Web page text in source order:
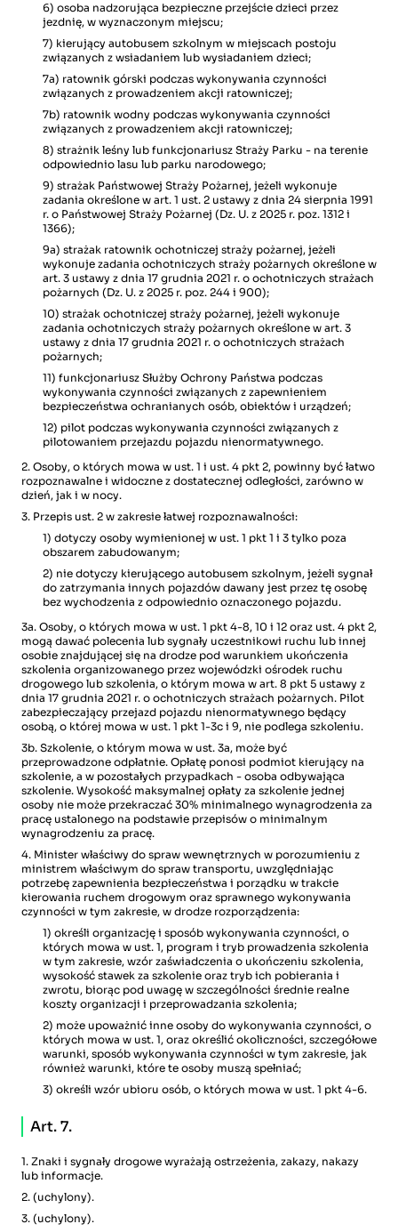
6) osoba nadzorująca bezpieczne przejście dzieci przez
jezdnię, w wyznaczonym miejscu;
7) kierujący autobusem szkolnym w miejscach postoju
związanych z wsiadaniem lub wysiadaniem dzieci;
7a) ratownik górski podczas wykonywania czynności
związanych z prowadzeniem akcji ratowniczej;
7b) ratownik wodny podczas wykonywania czynności
związanych z prowadzeniem akcji ratowniczej;
8) strażnik leśny lub funkcjonariusz Straży Parku - na terenie
odpowiednio lasu lub parku narodowego;
9) strażak Państwowej Straży Pożarnej, jeżeli wykonuje
zadania określone w art. 1 ust. 2 ustawy z dnia 24 sierpnia 1991
r. o Państwowej Straży Pożarnej (Dz. U. z 2025 r. poz. 1312 i
1366);
9a) strażak ratownik ochotniczej straży pożarnej, jeżeli
wykonuje zadania ochotniczych straży pożarnych określone w
art. 3 ustawy z dnia 17 grudnia 2021 r. o ochotniczych strażach
pożarnych (Dz. U. z 2025 r. poz. 244 i 900);
10) strażak ochotniczej straży pożarnej, jeżeli wykonuje
zadania ochotniczych straży pożarnych określone w art. 3
ustawy z dnia 17 grudnia 2021 r. o ochotniczych strażach
pożarnych;
11) funkcjonariusz Służby Ochrony Państwa podczas
wykonywania czynności związanych z zapewnieniem
bezpieczeństwa ochranianych osób, obiektów i urządzeń;
12) pilot podczas wykonywania czynności związanych z
pilotowaniem przejazdu pojazdu nienormatywnego.
2. Osoby, o których mowa w ust. 1 i ust. 4 pkt 2, powinny być łatwo
rozpoznawalne i widoczne z dostatecznej odległości, zarówno w
dzień, jak i w nocy.
3. Przepis ust. 2 w zakresie łatwej rozpoznawalności:
1) dotyczy osoby wymienionej w ust. 1 pkt 1 i 3 tylko poza
obszarem zabudowanym;
2) nie dotyczy kierującego autobusem szkolnym, jeżeli sygnał
do zatrzymania innych pojazdów dawany jest przez tę osobę
bez wychodzenia z odpowiednio oznaczonego pojazdu.
3a. Osoby, o których mowa w ust. 1 pkt 4-8, 10 i 12 oraz ust. 4 pkt 2,
mogą dawać polecenia lub sygnały uczestnikowi ruchu lub innej
osobie znajdującej się na drodze pod warunkiem ukończenia
szkolenia organizowanego przez wojewódzki ośrodek ruchu
drogowego lub szkolenia, o którym mowa w art. 8 pkt 5 ustawy z
dnia 17 grudnia 2021 r. o ochotniczych strażach pożarnych. Pilot
zabezpieczający przejazd pojazdu nienormatywnego będący
osobą, o której mowa w ust. 1 pkt 1-3c i 9, nie podlega szkoleniu.
3b. Szkolenie, o którym mowa w ust. 3a, może być
przeprowadzone odpłatnie. Opłatę ponosi podmiot kierujący na
szkolenie, a w pozostałych przypadkach - osoba odbywająca
szkolenie. Wysokość maksymalnej opłaty za szkolenie jednej
osoby nie może przekraczać 30% minimalnego wynagrodzenia za
pracę ustalonego na podstawie przepisów o minimalnym
wynagrodzeniu za pracę.
4. Minister właściwy do spraw wewnętrznych w porozumieniu z
ministrem właściwym do spraw transportu, uwzględniając
potrzebę zapewnienia bezpieczeństwa i porządku w trakcie
kierowania ruchem drogowym oraz sprawnego wykonywania
czynności w tym zakresie, w drodze rozporządzenia:
1) określi organizację i sposób wykonywania czynności, o
których mowa w ust. 1, program i tryb prowadzenia szkolenia
w tym zakresie, wzór zaświadczenia o ukończeniu szkolenia,
wysokość stawek za szkolenie oraz tryb ich pobierania i
zwrotu, biorąc pod uwagę w szczególności średnie realne
koszty organizacji i przeprowadzania szkolenia;
2) może upoważnić inne osoby do wykonywania czynności, o
których mowa w ust. 1, oraz określić okoliczności, szczegółowe
warunki, sposób wykonywania czynności w tym zakresie, jak
również warunki, które te osoby muszą spełniać;
3) określi wzór ubioru osób, o których mowa w ust. 1 pkt 4-6.
Art. 7.
1. Znaki i sygnały drogowe wyrażają ostrzeżenia, zakazy, nakazy
lub informacje.
2. (uchylony).
3. (uchylony).